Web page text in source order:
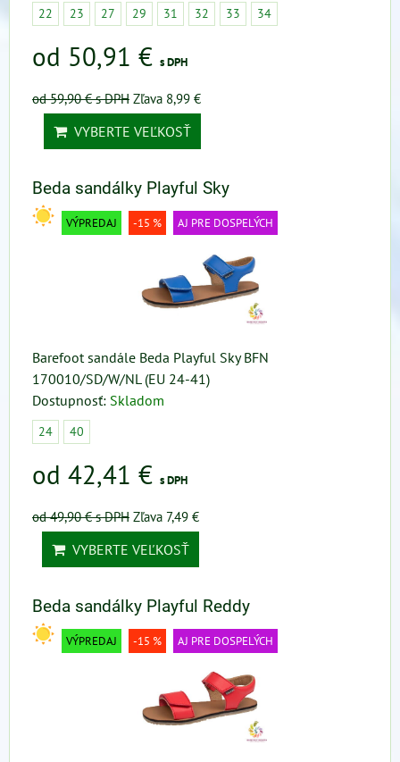
22 23 27 29 31 32 33 34
od 50,91 € s DPH
od 59,90 €s DPH Zľava 8,99 €
VYBERTE VEĽKOSŤ
Beda sandálky Playful Sky
VÝPREDAJ -15 % AJ PRE DOSPELÝCH
Barefoot sandále Beda Playful Sky BFN
170010/SD/W/NL (EU 24-41)
Dostupnosť: Skladom
24 40
od 42,41 € s DPH
od 49,90 €s DPH Zľava 7,49 €
VYBERTE VEĽKOSŤ
Beda sandálky Playful Reddy
VÝPREDAJ -15 % AJ PRE DOSPELÝCH